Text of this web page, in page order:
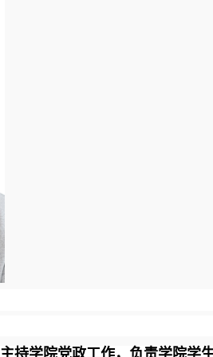
主持学院党政工作，负责学院学